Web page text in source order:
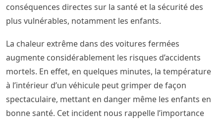
conséquences directes sur la santé et la sécurité des
plus vulnérables, notamment les enfants.
La chaleur extrême dans des voitures fermées
augmente considérablement les risques d’accidents
mortels. En effet, en quelques minutes, la température
à l’intérieur d’un véhicule peut grimper de façon
spectaculaire, mettant en danger même les enfants en
bonne santé. Cet incident nous rappelle l’importance